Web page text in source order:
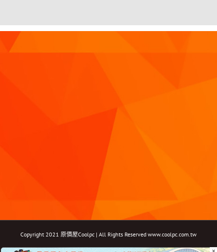
Copyright 2021 原價屋Coolpc | All Rights Reserved www.coolpc.com.tw